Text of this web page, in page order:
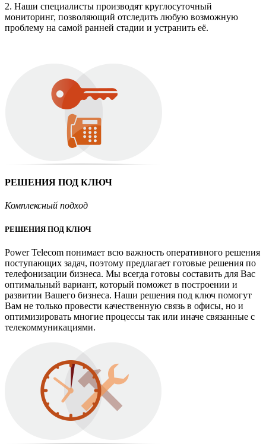
2. Наши специалисты производят круглосуточный
мониторинг, позволяющий отследить любую возможную
проблему на самой ранней стадии и устранить её.
РЕШЕНИЯ ПОД КЛЮЧ
Комплексный подход
РЕШЕНИЯ ПОД КЛЮЧ
Power Telecom понимает всю важность оперативного решения
поступающих задач, поэтому предлагает готовые решения по
телефонизации бизнеса. Мы всегда готовы составить для Вас
оптимальный вариант, который поможет в построении и
развитии Вашего бизнеса. Наши решения под ключ помогут
Вам не только провести качественную связь в офисы, но и
оптимизировать многие процессы так или иначе связанные с
телекоммуникациями.